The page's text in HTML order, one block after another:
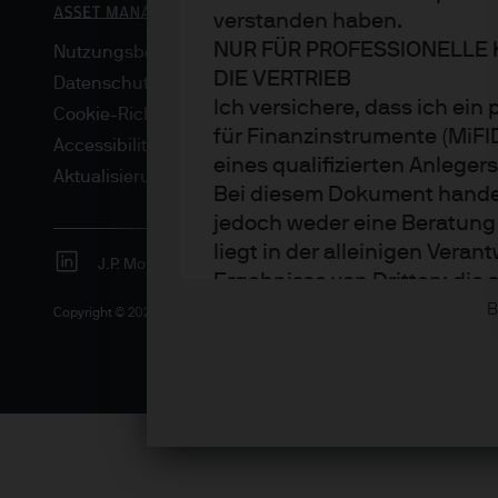
verstanden haben.
NUR FÜR
DIE VERTRIEB
Ich versichere, dass ich
für Finanzinstrumente
eines qualifizierten
Bei diesem Dokument
jedoch weder eine
liegt in der alleinigen
Ergebnisse von Dritten; die
bereitgestellt, spiegeln
und -strategien sind,
zum Erstellungsdatum des
Nutzungsbedingungen
Datenschutzrichtlinie
Cookie-Richtlinien
Accessibility
Aktualisierungen von regulativen Vorschriften
J.P. Morgan JPMorgan Chase Chase
Copyright © 2026 JPMorgan Chase & Co., alle Rechte vorbehalten.